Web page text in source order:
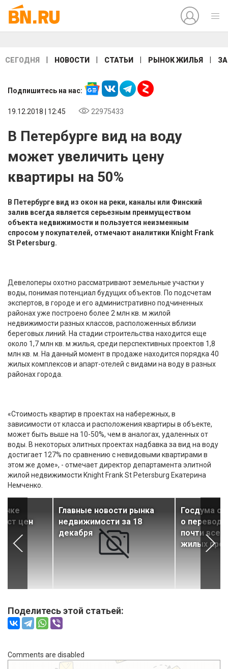
СЕГОДНЯ НОВОСТИ СТАТЬИ РЫНОК ЖИЛЬЯ
Подпишитесь на нас:
19.12.2018 | 12:45 22975433
В Петербурге вид на воду
может увеличить цену
квартиры на 50%
В Петербурге вид из окон на реки, каналы или Финский
залив всегда является серьезным преимуществом
объекта недвижимости и пользуется неизменным
спросом у покупателей, отмечают аналитики Knight Frank
St Petersburg.
Девелоперы охотно рассматривают земельные участки у
воды, понимая потенциал будущих объектов. По подсчетам
экспертов, в городе и его административно подчиненных
районах уже построено более 2 млн кв. м жилой
недвижимости разных классов, расположенных вблизи
береговых линий. На стадии строительства находится еще
около 1,7 млн кв. м жилья, среди перспективных проектов 1,8
млн кв. м. На данный момент в продаже находится порядка 40
жилых комплексов и апарт-отелей с видами на воду в разных
районах города.
«Стоимость квартир в проектах на набережных, в
зависимости от класса и расположения квартиры в объекте,
может быть выше на 10-50%, чем в аналогах, удаленных от
воды. В некоторых элитных проектах надбавка за вид на воду
достигает 127% по сравнению с невидовыми квартирами в
этом же доме», - отмечает директор департамента элитной
жилой недвижимости Knight Frank St Petersburg Екатерина
Немченко.
цен
Главные новости рынка
недвижимости за 18
декабря
Госдума
о
почти
жилых
Поделитесь этой статьей:
Comments are disabled